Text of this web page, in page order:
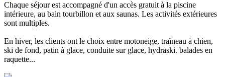
Chaque séjour est accompagné d'un accès gratuit à la piscine
intérieure, au bain tourbillon et aux saunas. Les activités extérieures
sont multiples.
En hiver, les clients ont le choix entre motoneige, traîneau à chien,
ski de fond, patin à glace, conduite sur glace, hydraski. balades en
raquette...